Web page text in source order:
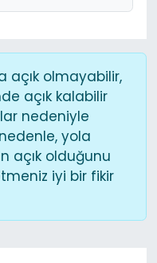
açık olmayabilir,
açık kalabilir
nedeniyle
yola
açık olduğunu
iyi bir fikir